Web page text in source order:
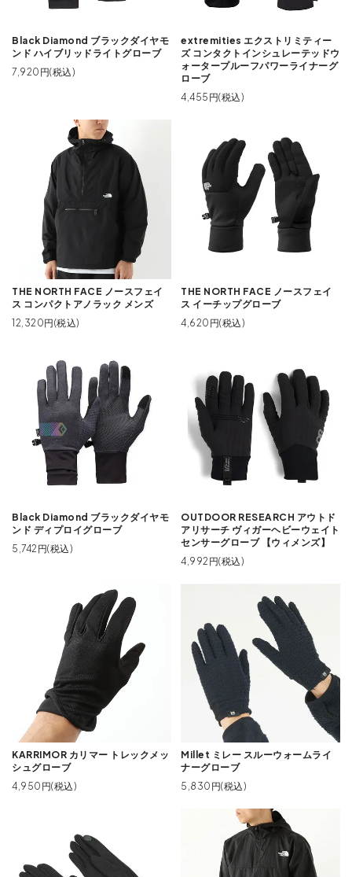
Black Diamond ブラックダイヤモ
ンド ハイブリッドライトグローブ
7,920円(税込)
extremities エクストリミティー
ズ コンタクトインシュレーテッドウ
ォータープルーフパワーライナーグ
ローブ
4,455円(税込)
THE NORTH FACE ノースフェイ
ス コンパクトアノラック メンズ
12,320円(税込)
THE NORTH FACE ノースフェイ
ス イーチップグローブ
4,620円(税込)
Black Diamond ブラックダイヤモ
ンド ディプロイグローブ
5,742円(税込)
OUTDOOR RESEARCH アウトド
アリサーチ ヴィガーヘビーウェイト
センサーグローブ 【ウィメンズ】
4,992円(税込)
KARRIMOR カリマー トレックメッ
シュグローブ
4,950円(税込)
Millet ミレー スルーウォームライ
ナーグローブ
5,830円(税込)